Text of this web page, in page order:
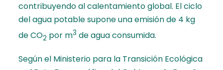
contribuyendo al calentamiento global. El ciclo
del agua potable supone una emisión de 4 kg
de CO2 por m3 de agua consumida.
Según elMinisterio para la Transición Ecológica